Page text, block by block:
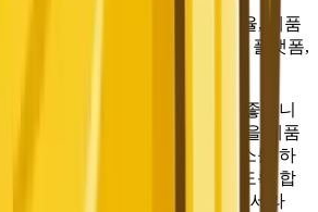
사진 스타일 + 1:1 정사각형 비율, 제품
. 정사각형 형식은 전자상거래 플랫폼,
탈로그에 널리 사용됩니다.
진에서는 배경이 간결할수록 좋습니
또는 그라데이션 배경은 시선을 제품
, 연기 한 줄기, 소품 등 환경 요소를 하
기를 연출하되 혼란을 주지 않도록 합
("브러시드 스테인리스", "무광 세라